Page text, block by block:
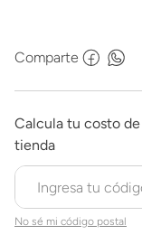
Comparte
No sé mi código postal